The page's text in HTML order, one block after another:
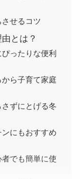
せるコツ
とは？
ったりな便利
ら子育て家庭
ずにとげる冬
にもおすすめ
でも簡単に使